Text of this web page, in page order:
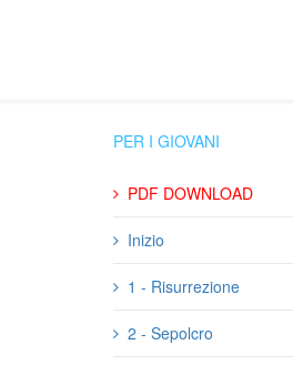
PER I GIOVANI
PDF DOWNLOAD
Inizio
1 - Risurrezione
2 - Sepolcro